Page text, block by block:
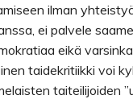
ilman
ei palvele
eikä
taidekritiikki voi
taiteilijoiden